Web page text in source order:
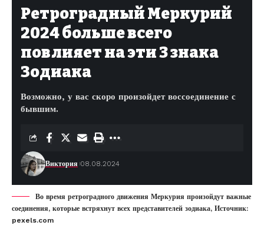
Ретроградный Меркурий
2024 больше всего
повлияет на эти 3 знака
Зодиака
Возможно, у вас скоро произойдет воссоединение с
бывшим.
Виктория 08.08.2024
Во время ретроградного движения Меркурия произойдут важные
соединения, которые встряхнут всех представителей зодиака, Источник:
pexels.com